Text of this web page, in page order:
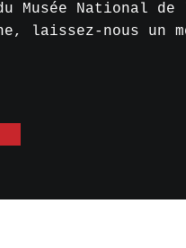
Musée National
laissez-nous un